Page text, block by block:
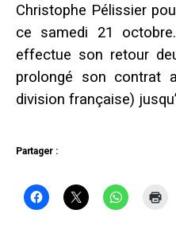
Christophe Pélissier
ce samedi 21
effectue son retour
prolongé son contrat
division française)
Partager :